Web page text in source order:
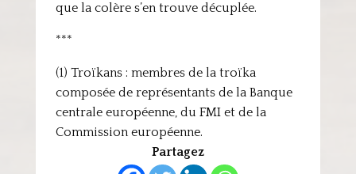
que la colère s’en trouve décuplée.
***
(1) Troïkans : membres de la troïka
composée de représentants de la Banque
centrale européenne, du FMI et de la
Commission européenne.
Partagez